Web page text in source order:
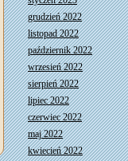
grudzień 2022
listopad 2022
październik 2022
wrzesień 2022
sierpień 2022
lipiec 2022
czerwiec 2022
maj 2022
kwiecień 2022